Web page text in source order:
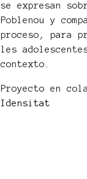
se expresan
Poblenou y
proceso, para
les
contexto.
Proyecto en
Idensitat